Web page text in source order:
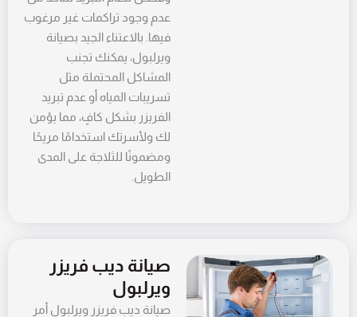
عدم وجود تراكمات غير مرغوب
فيها. بالاعتناء الجيد بصيانة
ويرلبول، يمكنك تجنب
المشاكل المحتملة مثل
تسريبات المياه أو عدم تبريد
الفريزر بشكل كافٍ، مما يؤمن
لك ولأسرتك استخدامًا مريحًا
ومضمونًا للثلاجة على المدى
الطويل.
صيانة ديب فريزر
ويرلبول
صيانة ديب فريزر ويرلبول أمر